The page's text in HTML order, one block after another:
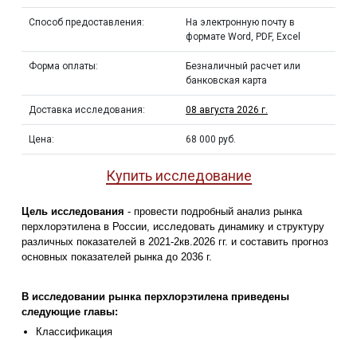
Способ предоставления:
На электронную почту в
формате Word, PDF, Excel
Форма оплаты:
Безналичный расчет или
банковская карта
Доставка исследования: 08 августа 2026 г.
Цена: 68 000 руб.
Купить исследование
Цель исследования - провести подробный анализ рынка
перхлорэтилена в России, исследовать динамику и структуру
различных показателей в 2021-2кв.2026 гг. и составить прогноз
основных показателей рынка до 2036 г.
В исследовании рынка перхлорэтилена приведены
следующие главы:
Классификация